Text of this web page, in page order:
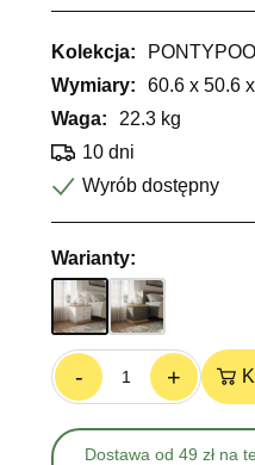
Kolekcja:
Wymiary:
60.6 x 50.6
Waga:
22.3 kg
10 dni
Wyrób dostępny
Warianty:
- +
Dostawa od 49 zł na